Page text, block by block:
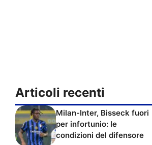
Articoli recenti
Milan-Inter, Bisseck fuori
per infortunio: le
condizioni del difensore